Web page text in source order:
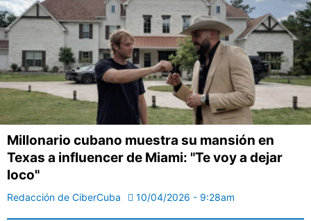
Millonario cubano muestra su mansión en
Texas a influencer de Miami: "Te voy a dejar
loco"
Redacción de CiberCuba 10/04/2026 - 9:28am